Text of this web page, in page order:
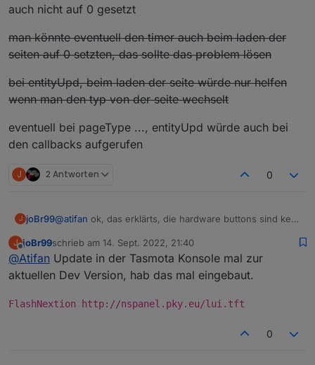
auch nicht auf 0 gesetzt
man könnte eventuell den timer auch beim laden der
seiten auf 0 setzten, das sollte das problem lösen
bei entityUpd, beim laden der seite würde nur helfen
wenn man den typ von der seite wechselt
eventuell bei pageType ..., entityUpd würde auch bei
den callbacks aufgerufen
J 2 Antworten 0
J joBr99@atifan ok, das erklärts, die hardware buttons sind kein
auch nicht auf 0 gesetzt
man könnte eventuell den timer auch beim laden der
seiten auf 0 setzten, das sollte das problem lösen
bei entityUpd, beim laden der seite würde nur helfen
wenn man den typ von der seite wechselt
eventuell bei pageType ..., entityUpd würde auch bei
den callbacks aufgerufen
J
Offline
joBr99schrieb am 14. Sept. 2022, 21:40
zuletzt editiert von
@Atifan Update in der Tasmota Konsole mal zur
aktuellen Dev Version, hab das mal eingebaut.
FlashNextion http://nspanel.pky.eu/lui.tft
0